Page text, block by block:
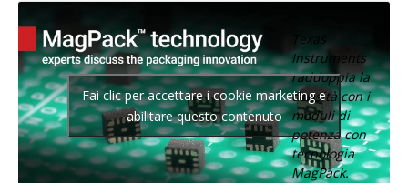
Texas
Instruments
raddoppia la
densità con i
moduli di
potenza con
tecnologia
MagPack.
Fai clic per accettare i cookie marketing e
abilitare questo contenuto